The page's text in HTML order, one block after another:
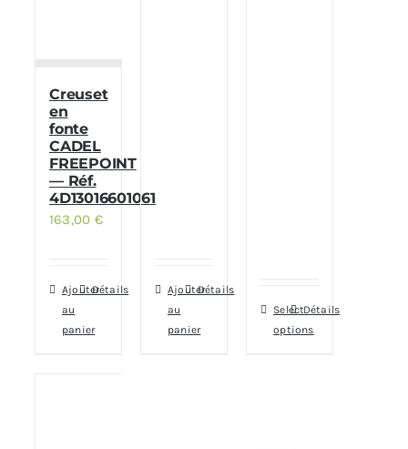
Creuset
en
fonte
CADEL
FREEPOINT
— Réf.
4D13016601061
163,00 €
Ajouter
au
panier
Détails
Ajouter
au
panier
Détails
Select
options
Détails